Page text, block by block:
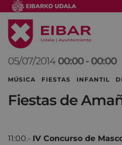
05/07/2014 00:00 - 00:00
MÚSICA FIESTAS INFANTIL
Fiestas de
11:00.- IV Concurso de